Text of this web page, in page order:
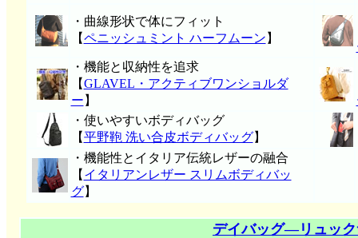
・曲線形状で体にフィット
【ペニッシュミント ハーフムーン 】
・機能と収納性を追求
【GLAVEL・アクティブワンショルダ
ー 】
・使いやすいボディバッグ
【平野鞄 洗い合皮ボディバッグ】
・機能性とイタリア伝統レザーの融合
【 イタリアンレザー スリムボディバッ
グ】
デイバッグ―リュッ